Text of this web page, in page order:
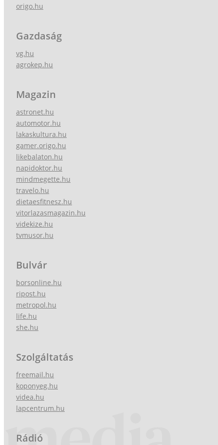
origo.hu
Gazdaság
vg.hu
agrokep.hu
Magazin
astronet.hu
automotor.hu
lakaskultura.hu
gamer.origo.hu
likebalaton.hu
napidoktor.hu
mindmegette.hu
travelo.hu
dietaesfitnesz.hu
vitorlazasmagazin.hu
videkize.hu
tvmusor.hu
Bulvár
borsonline.hu
ripost.hu
metropol.hu
life.hu
she.hu
Szolgáltatás
freemail.hu
koponyeg.hu
videa.hu
lapcentrum.hu
Rádió